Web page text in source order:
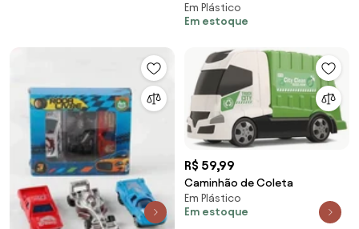
Em Plástico
Em estoque
R$ 59,99
Caminhão de Coleta
Em Plástico
Em estoque